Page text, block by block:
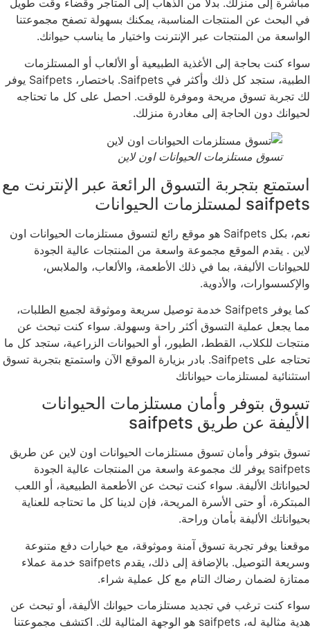
مباشرة إلى منزلك. بدلاً من الذهاب إلى المتاجر وقضاء وقت طويل
في البحث عن المنتجات المناسبة، يمكنك بسهولة تصفح مجموعتنا
الواسعة من المنتجات عبر الإنترنت واختيار ما يناسب حيوانك.
سواء كنت بحاجة إلى الأغذية الطبيعية أو الألعاب أو المستلزمات
الطبية، ستجد كل ذلك وأكثر في Saifpets. باختصار، Saifpets يوفر
لك تجربة تسوق مريحة وموفرة للوقت. احصل على كل ما تحتاجه
لحيوانك دون الحاجة إلى مغادرة منزلك.
تسوق مستلزمات الحيوانات اون لاين
استمتع بتجربة التسوق الرائعة عبر الإنترنت مع
saifpets لمستلزمات الحيوانات
نعم، بكل Saifpets هو موقع رائع لتسوق مستلزمات الحيوانات اون
لاين . يقدم الموقع مجموعة واسعة من المنتجات عالية الجودة
للحيوانات الأليفة، بما في ذلك الأطعمة، والألعاب، والملابس،
والإكسسوارات، والأدوية.
كما يوفر Saifpets خدمة توصيل سريعة وموثوقة لجميع الطلبات،
مما يجعل عملية التسوق أكثر راحة وسهولة. سواء كنت تبحث عن
منتجات للكلاب، القطط، الطيور، أو الحيوانات الزراعية، ستجد كل ما
تحتاجه على Saifpets. بادر بزيارة الموقع الآن واستمتع بتجربة تسوق
استثنائية لمستلزمات حيواناتك
تسوق بتوفر وأمان مستلزمات الحيوانات
الأليفة عن طريق saifpets
تسوق بتوفر وأمان تسوق مستلزمات الحيوانات اون لاين عن طريق
saifpets يوفر لك مجموعة واسعة من المنتجات عالية الجودة
لحيواناتك الأليفة. سواء كنت تبحث عن الأطعمة الطبيعية، أو اللعب
المبتكرة، أو حتى الأسرة المريحة، فإن لدينا كل ما تحتاجه للعناية
بحيواناتك الأليفة بأمان وراحة.
موقعنا يوفر تجربة تسوق آمنة وموثوقة، مع خيارات دفع متنوعة
وسريعة التوصيل. بالإضافة إلى ذلك، يقدم saifpets خدمة عملاء
ممتازة لضمان رضاك التام مع كل عملية شراء.
سواء كنت ترغب في تجديد مستلزمات حيوانك الأليفة، أو تبحث عن
هدية مثالية له، saifpets هو الوجهة المثالية لك. اكتشف مجموعتنا